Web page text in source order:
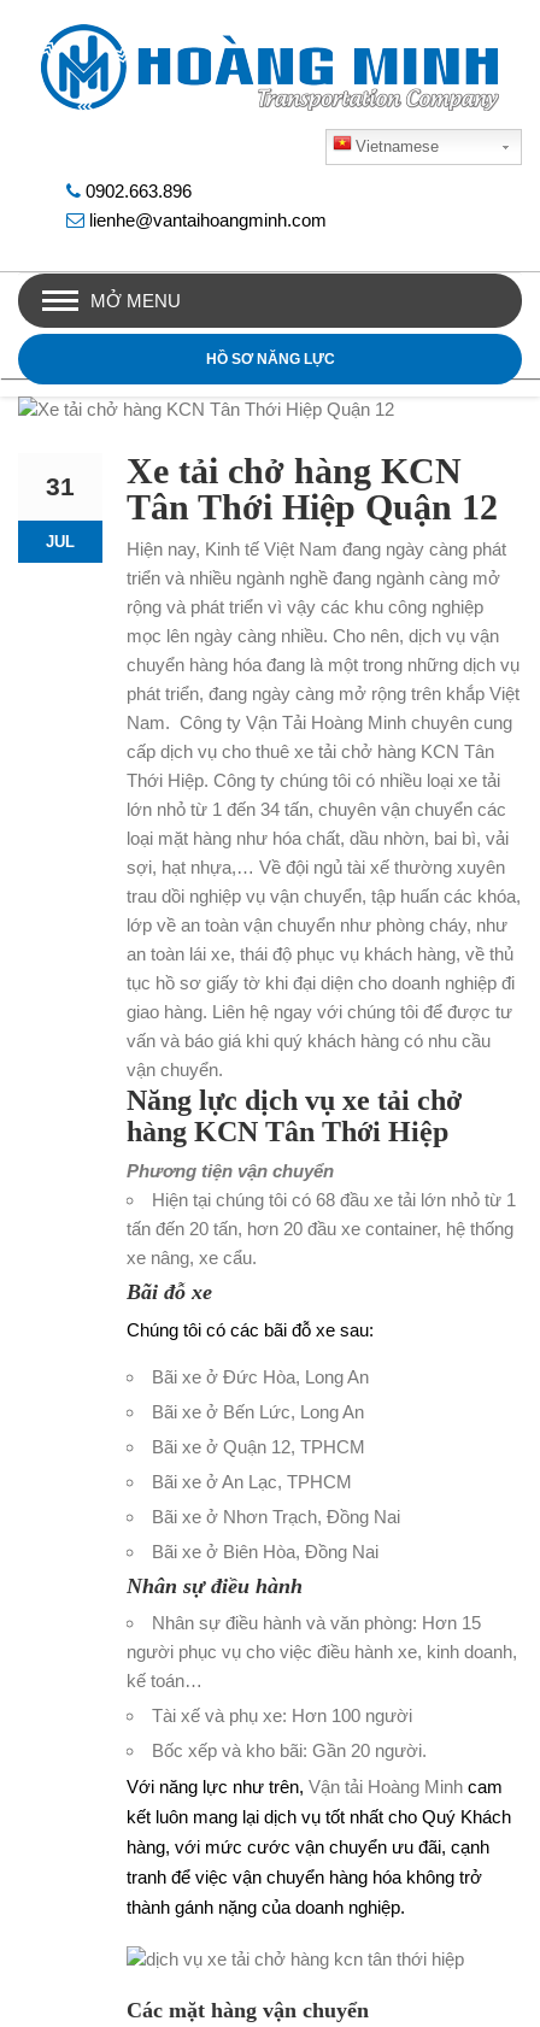
Vietnamese
0902.663.896
lienhe@vantaihoangminh.com
MỞ MENU
HỒ SƠ NĂNG LỰC
31
JUL
Xe tải chở hàng KCN
Tân Thới Hiệp Quận 12
Hiện nay, Kinh tế Việt Nam đang ngày càng phát
triển và nhiều ngành nghề đang ngành càng mở
rộng và phát triển vì vậy các khu công nghiệp
mọc lên ngày càng nhiều. Cho nên, dịch vụ vận
chuyển hàng hóa đang là một trong những dịch vụ
phát triển, đang ngày càng mở rộng trên khắp Việt
Nam. Công ty Vận Tải Hoàng Minh chuyên cung
cấp dịch vụ cho thuê xe tải chở hàng KCN Tân
Thới Hiệp. Công ty chúng tôi có nhiều loại xe tải
lớn nhỏ từ 1 đến 34 tấn, chuyên vận chuyển các
loại mặt hàng như hóa chất, dầu nhờn, bai bì, vải
sợi, hạt nhựa,… Về đội ngủ tài xế thường xuyên
trau dồi nghiệp vụ vận chuyển, tập huấn các khóa,
lớp về an toàn vận chuyển như phòng cháy, như
an toàn lái xe, thái độ phục vụ khách hàng, về thủ
tục hồ sơ giấy tờ khi đại diện cho doanh nghiệp đi
giao hàng. Liên hệ ngay với chúng tôi để được tư
vấn và báo giá khi quý khách hàng có nhu cầu
vận chuyển.
Năng lực dịch vụ xe tải chở
hàng KCN Tân Thới Hiệp
Phương tiện vận chuyển
Hiện tại chúng tôi có 68 đầu xe tải lớn nhỏ từ 1
tấn đến 20 tấn, hơn 20 đầu xe container, hệ thống
xe nâng, xe cẩu.
Bãi đỗ xe
Chúng tôi có các bãi đỗ xe sau:
Bãi xe ở Đức Hòa, Long An
Bãi xe ở Bến Lức, Long An
Bãi xe ở Quận 12, TPHCM
Bãi xe ở An Lạc, TPHCM
Bãi xe ở Nhơn Trạch, Đồng Nai
Bãi xe ở Biên Hòa, Đồng Nai
Nhân sự điều hành
Nhân sự điều hành và văn phòng: Hơn 15
người phục vụ cho việc điều hành xe, kinh doanh,
kế toán…
Tài xế và phụ xe: Hơn 100 người
Bốc xếp và kho bãi: Gần 20 người.
Với năng lực như trên, Vận tải Hoàng Minh cam
kết luôn mang lại dịch vụ tốt nhất cho Quý Khách
hàng, với mức cước vận chuyển ưu đãi, cạnh
tranh để việc vận chuyển hàng hóa không trở
thành gánh nặng của doanh nghiệp.
Các mặt hàng vận chuyển